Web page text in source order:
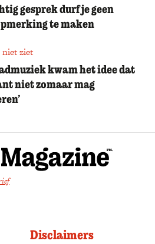
gesprek durf je geen
te maken
ziet
kwam het idee dat
niet zomaar mag
Disclaimers